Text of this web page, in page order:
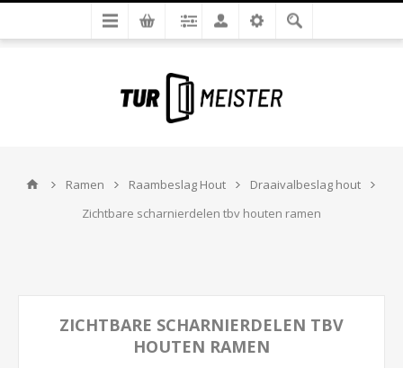
Ramen Raambeslag Hout
Draaivalbeslag hout
Zichtbare scharnierdelen tbv houten ramen
ZICHTBARE SCHARNIERDELEN TBV
HOUTEN RAMEN